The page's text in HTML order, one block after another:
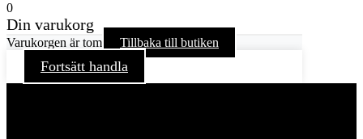
0
Din varukorg
Varukorgen är tom Tillbaka till butiken
Fortsätt handla